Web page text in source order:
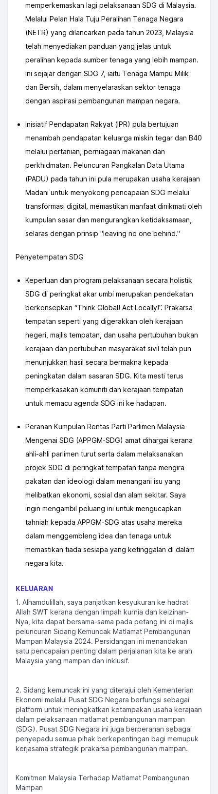
memperkemaskan lagi pelaksanaan SDG di Malaysia.
Melalui Pelan Hala Tuju Peralihan Tenaga Negara
(NETR) yang dilancarkan pada tahun 2023, Malaysia
telah menyediakan panduan yang jelas untuk
peralihan kepada sumber tenaga yang lebih mampan.
Ini sejajar dengan SDG 7, iaitu Tenaga Mampu Milik
dan Bersih, dalam menyelaraskan sektor tenaga
dengan aspirasi pembangunan mampan negara.
Inisiatif Pendapatan Rakyat (IPR) pula bertujuan
menambah pendapatan keluarga miskin tegar dan B40
melalui pertanian, perniagaan makanan dan
perkhidmatan. Peluncuran Pangkalan Data Utama
(PADU) pada tahun ini pula merupakan usaha kerajaan
Madani untuk menyokong pencapaian SDG melalui
transformasi digital, memastikan manfaat dinikmati oleh
kumpulan sasar dan mengurangkan ketidaksamaan,
selaras dengan prinsip "leaving no one behind."
Penyetempatan SDG
Keperluan dan program pelaksanaan secara holistik
SDG di peringkat akar umbi merupakan pendekatan
berkonsepkan “Think Global! Act Locally!”. Prakarsa
tempatan seperti yang digerakkan oleh kerajaan
negeri, majlis tempatan, dan usaha pertubuhan bukan
kerajaan dan pertubuhan masyarakat sivil telah pun
menunjukkan hasil secara bermakna kepada
peningkatan dalam sasaran SDG. Kita mesti terus
memperkasakan komuniti dan kerajaan tempatan
untuk memacu agenda SDG ini ke hadapan.
Peranan Kumpulan Rentas Parti Parlimen Malaysia
Mengenai SDG (APPGM-SDG) amat dihargai kerana
ahli-ahli parlimen turut serta dalam melaksanakan
projek SDG di peringkat tempatan tanpa mengira
pakatan dan ideologi dalam menangani isu yang
melibatkan ekonomi, sosial dan alam sekitar. Saya
ingin mengambil peluang ini untuk mengucapkan
tahniah kepada APPGM-SDG atas usaha mereka
dalam menggembleng idea dan tenaga untuk
memastikan tiada sesiapa yang ketinggalan di dalam
negara kita.
KELUARAN
1. Alhamdulillah, saya panjatkan kesyukuran ke hadrat
Allah SWT kerana dengan limpah kurnia dan keizinan-
Nya, kita dapat bersama-sama pada petang ini di majlis
peluncuran Sidang Kemuncak Matlamat Pembangunan
Mampan Malaysia 2024. Persidangan ini menandakan
satu pencapaian penting dalam perjalanan kita ke arah
Malaysia yang mampan dan inklusif.
2. Sidang kemuncak ini yang diterajui oleh Kementerian
Ekonomi melalui Pusat SDG Negara berfungsi sebagai
platform untuk meningkatkan ketampakan usaha kerajaan
dalam pelaksanaan matlamat pembangunan mampan
(SDG). Pusat SDG Negara ini juga berperanan sebagai
penyepadu semua pihak berkepentingan bagi memupuk
kerjasama strategik prakarsa pembangunan mampan.
Komitmen Malaysia Terhadap Matlamat Pembangunan
Mampan